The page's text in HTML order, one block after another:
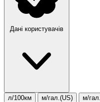
Дані користувачів
л/100км м/гал.(US) м/